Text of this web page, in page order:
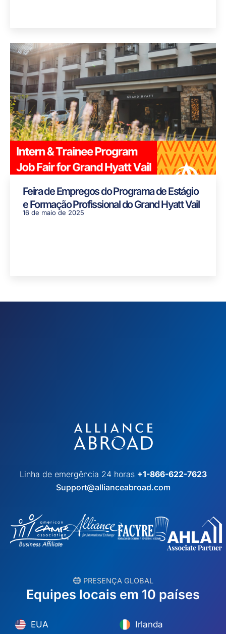
Feira de Empregos do Programa de Estágio
e Formação Profissional do Grand Hyatt Vail
16 de maio de 2025
Linha de emergência 24 horas +1-866-622-7623
Support@allianceabroad.com
︎ PRESENÇA GLOBAL
Equipes locais em 10 países
EUA Irlanda